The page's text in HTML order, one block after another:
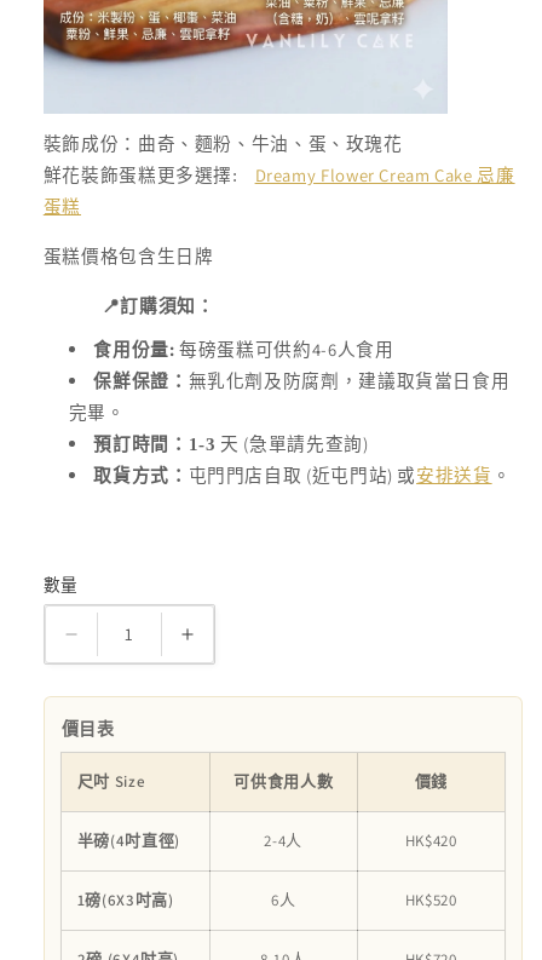
裝飾成份：曲奇、麵粉、牛油、蛋、玫瑰花
鮮花裝飾蛋糕更多選擇: Dreamy Flower Cream Cake 忌廉
蛋糕
蛋糕價格包含生日牌
📍訂購須知：
食用份量:每磅蛋糕可供約4-6人食用
保鮮保證： 無乳化劑及防腐劑，建議取貨當日食用
完畢。
預訂時間：1-3 天 (急單請先查詢)
取貨方式： 屯門門店自取 (近屯門站) 或安排送貨 。
數
數量
Rose
Only
數
量
減
Rose
Only
數
價目表
尺吋 Size 可供食用人數 價錢
半磅(4吋直徑) 2-4人 HK$420
1磅(6X3吋高) 6人 HK$520